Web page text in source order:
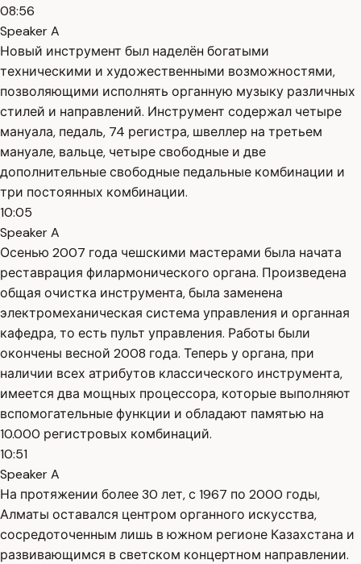
08:56
Speaker A
Новый инструмент был наделён богатыми
техническими и художественными возможностями,
позволяющими исполнять органную музыку различных
стилей и направлений. Инструмент содержал четыре
мануала, педаль, 74 регистра, швеллер на третьем
мануале, вальце, четыре свободные и две
дополнительные свободные педальные комбинации и
три постоянных комбинации.
10:05
Speaker A
Осенью 2007 года чешскими мастерами была начата
реставрация филармонического органа. Произведена
общая очистка инструмента, была заменена
электромеханическая система управления и органная
кафедра, то есть пульт управления. Работы были
окончены весной 2008 года. Теперь у органа, при
наличии всех атрибутов классического инструмента,
имеется два мощных процессора, которые выполняют
вспомогательные функции и обладают памятью на
10.000 регистровых комбинаций.
10:51
Speaker A
На протяжении более 30 лет, с 1967 по 2000 годы,
Алматы оставался центром органного искусства,
сосредоточенным лишь в южном регионе Казахстана и
развивающимся в светском концертном направлении.